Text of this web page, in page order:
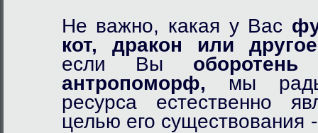
Не важно, какая у Вас
кот,
дракон
или
если Вы оборотень
антропоморф, мы
ресурса естественно
целью его существования